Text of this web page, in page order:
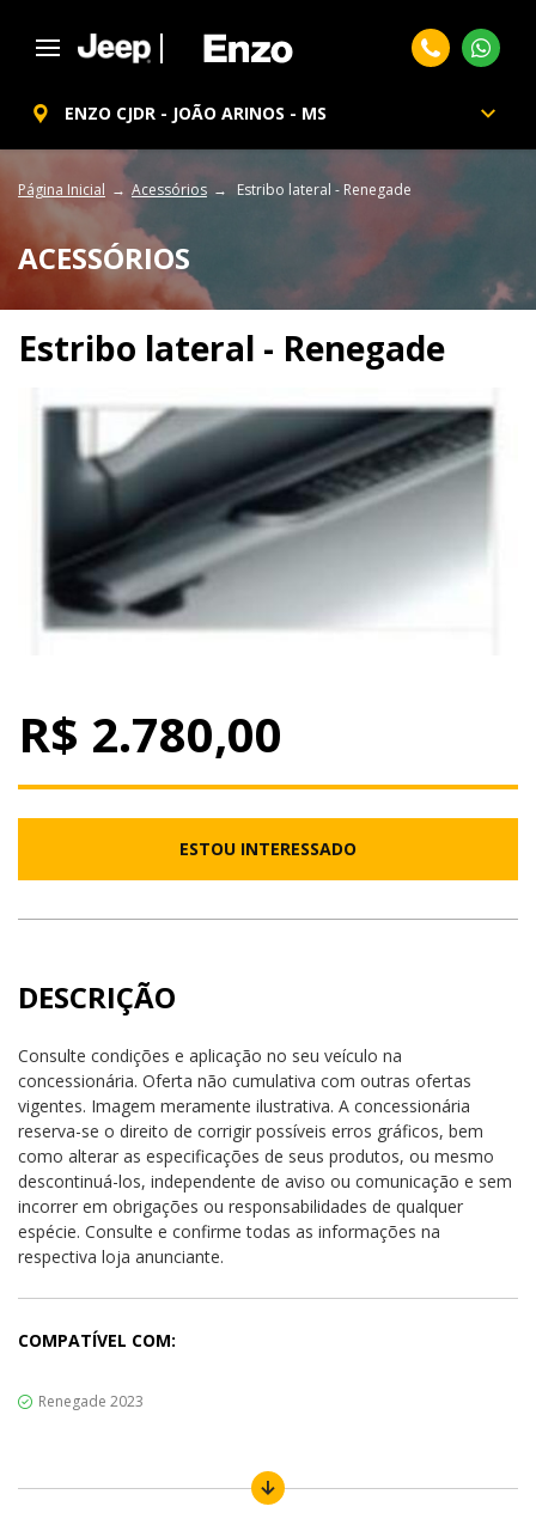
ENZO CJDR - JOÃO ARINOS - MS
Página Inicial Acessórios Estribo lateral - Renegade
ACESSÓRIOS
Estribo lateral - Renegade
R$ 2.780,00
ESTOU INTERESSADO
DESCRIÇÃO
Consulte condições e aplicação no seu veículo na
concessionária. Oferta não cumulativa com outras ofertas
vigentes. Imagem meramente ilustrativa. A concessionária
reserva-se o direito de corrigir possíveis erros gráficos, bem
como alterar as especificações de seus produtos, ou mesmo
descontinuá-los, independente de aviso ou comunicação e sem
incorrer em obrigações ou responsabilidades de qualquer
espécie. Consulte e confirme todas as informações na
respectiva loja anunciante.
COMPATÍVEL COM:
Renegade 2023